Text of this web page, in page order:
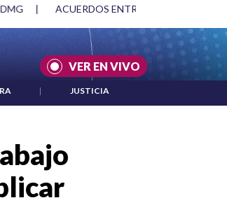
| ACUERDOS ENTRE ESTADOS UNIDOS E
VER EN VIVO
| JUSTICIA